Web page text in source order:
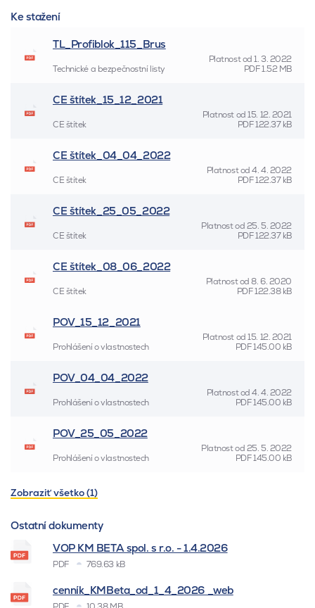
Ke stažení
TL_Profiblok_115_Brus
Platnost od1. 3. 2022
Technické a bezpečnostní listy
PDF1.52 MB
CE štítek_15_12_2021
Platnost od15. 12. 2021
CE štítek
PDF122.37 kB
CE štítek_04_04_2022
Platnost od4. 4. 2022
CE štítek
PDF122.37 kB
CE štítek_25_05_2022
Platnost od25. 5. 2022
CE štítek
PDF122.37 kB
CE štítek_08_06_2022
Platnost od8. 6. 2020
CE štítek
PDF122.38 kB
POV_15_12_2021
Platnost od15. 12. 2021
Prohlášení o vlastnostech
PDF145.00 kB
POV_04_04_2022
Platnost od4. 4. 2022
Prohlášení o vlastnostech
PDF145.00 kB
POV_25_05_2022
Platnost od25. 5. 2022
Prohlášení o vlastnostech
PDF145.00 kB
Zobraziť všetko (1)
Ostatní dokumenty
VOP KM BETA spol. s r.o. - 1.4.2026
PDF 769.63 kB
cenník_KMBeta_od_1_4_2026 _web